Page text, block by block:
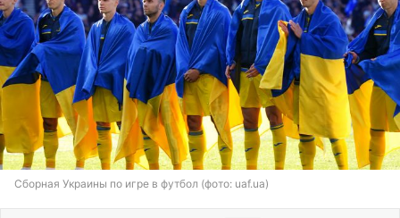
Сборная Украины по игре в футбол (фото: uaf.ua)